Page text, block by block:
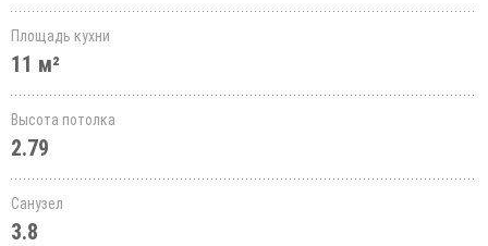
Площадь кухни
11 м²
Высота потолка
2.79
Санузел
3.8